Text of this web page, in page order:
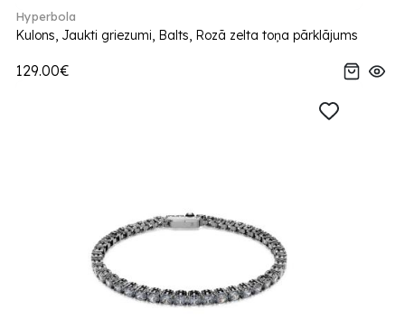
Hyperbola
Kulons, Jaukti griezumi, Balts, Rozā zelta toņa pārklājums
129.00€